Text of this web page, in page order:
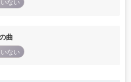
ない
曲
ない